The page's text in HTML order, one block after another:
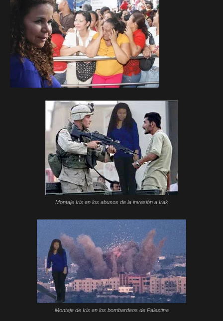
Montaje Iris en los abusos de la invasión a Irak
Montaje de Iris en los bombardeos de Palestina